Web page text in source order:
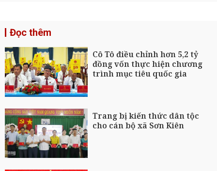
Đọc thêm
Cô Tô điều chỉnh hơn 5,2 tỷ
đồng vốn thực hiện chương
trình mục tiêu quốc gia
Trang bị kiến thức dân tộc
cho cán bộ xã Sơn Kiên